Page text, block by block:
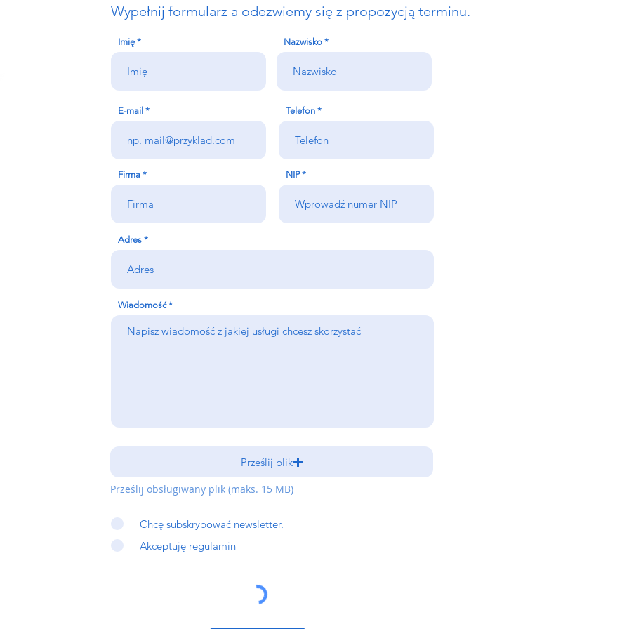
Wypełnij formularz a odezwiemy się z propozycją terminu.
Imię Nazwisko
E-mail Telefon
Firma NIP
Adres
Wiadomość
Prześlij plik
Prześlij obsługiwany plik (maks. 15 MB)
Chcę subskrybować newsletter.
Akceptuję regulamin